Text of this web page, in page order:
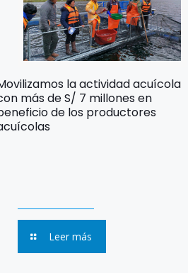
la actividad acuícola
más de S/ 7 millones en
de los productores
Leer más